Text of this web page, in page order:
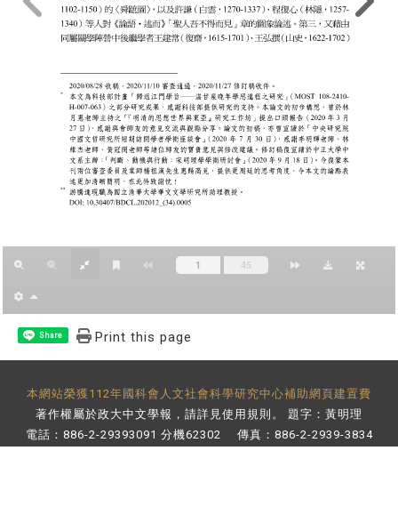
Share Print this page
本網站榮獲112年國科會人文社會科學研究中心補助網頁建置費
著作權屬於政大中文學報，請詳見使用規則 。 題字：黃明理
電話：886-2-29393091 分機62302 傳真：886-2-2939-3834